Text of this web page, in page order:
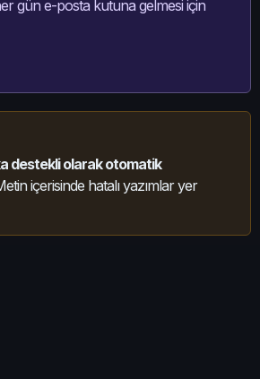
gün e-posta kutuna gelmesi için
destekli olarak otomatik
içerisinde hatalı yazımlar yer